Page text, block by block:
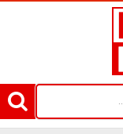
لند | سرزمین پیچ